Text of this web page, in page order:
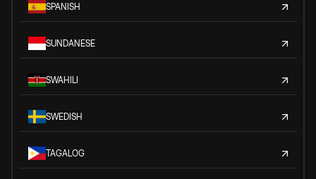
SPANISH
SUNDANESE
SWAHILI
SWEDISH
TAGALOG